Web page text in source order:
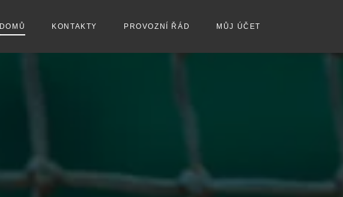
DOMŮ KONTAKTY PROVOZNÍ ŘÁD MŮJ ÚČET